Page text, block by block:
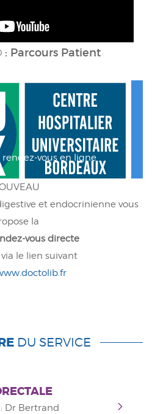
: Parcours Patient
vous en ligne
et endocrinienne vous
la
vous directe
le lien suivant
DU SERVICE
Dr Bertrand